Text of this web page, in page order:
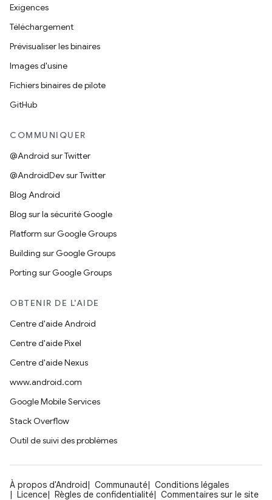
Exigences
Téléchargement
Prévisualiser les binaires
Images d'usine
Fichiers binaires de pilote
GitHub
COMMUNIQUER
@Android sur Twitter
@AndroidDev sur Twitter
Blog Android
Blog sur la sécurité Google
Platform sur Google Groups
Building sur Google Groups
Porting sur Google Groups
OBTENIR DE L'AIDE
Centre d'aide Android
Centre d'aide Pixel
Centre d'aide Nexus
www.android.com
Google Mobile Services
Stack Overflow
Outil de suivi des problèmes
À propos d'Android Communauté
Conditions légales
Licence
Règles de confidentialité
Commentaires sur le site